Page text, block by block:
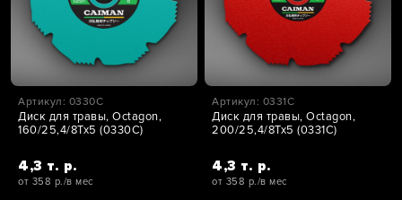
Артикул: 0330C
Диск для травы, Octagon,
160/25,4/8Tx5 (0330C)
4,3 т. р.
от 358 р./в мес
Артикул: 0331C
Диск для травы, Octagon,
200/25,4/8Tx5 (0331C)
4,3 т. р.
от 358 р./в мес